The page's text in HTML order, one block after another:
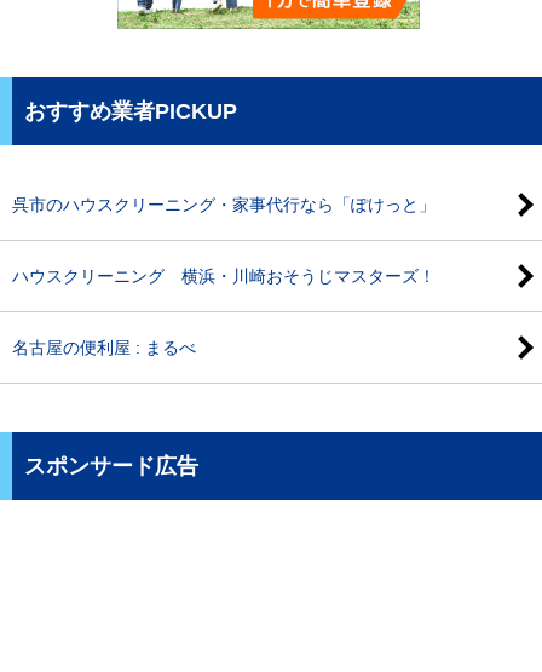
おすすめ業者PICKUP
呉市のハウスクリーニング・家事代行なら「ぽけっと」
ハウスクリーニング 横浜・川崎おそうじマスターズ！
名古屋の便利屋 : まるべ
スポンサード広告